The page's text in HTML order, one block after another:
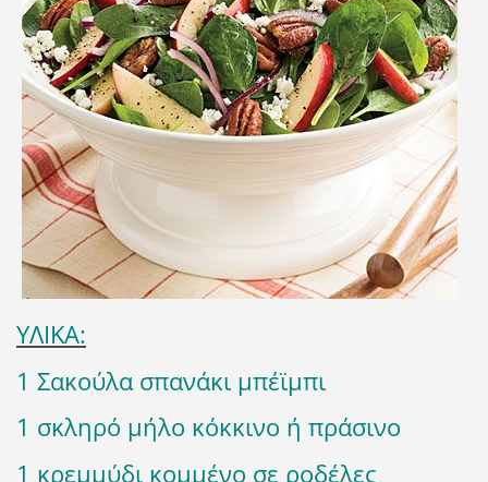
ΥΛΙΚΑ:
1 Σακούλα σπανάκι μπέϊμπι
1 σκληρό μήλο κόκκινο ή πράσινο
1 κρεμμύδι κομμένο σε ροδέλες